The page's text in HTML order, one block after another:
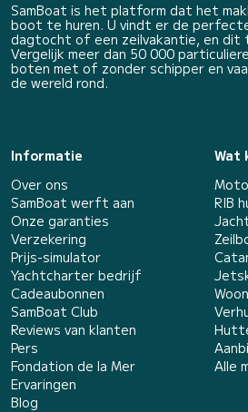
SamBoat is het platform dat het
boot te huren. U vindt er de
dagtocht of een zeilvakantie, en dit
Vergelijk meer dan 50 000
boten met of zonder schipper en
de wereld rond.
Informatie
Over ons
SamBoat werft aan
Onze garanties
Verzekering
Prijs-simulator
Yachtcharter bedrijf
Cadeaubonnen
SamBoat Club
Reviews van klanten
Pers
Fondation de la Mer
Ervaringen
Blog
Wat
RIB
Alle